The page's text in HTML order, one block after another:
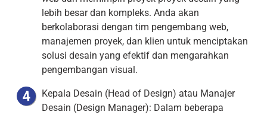
lebih besar dan kompleks. Anda akan
berkolaborasi dengan tim pengembang web,
manajemen proyek, dan klien untuk menciptakan
solusi desain yang efektif dan mengarahkan
pengembangan visual.
Kepala Desain (Head of Design) atau Manajer
Desain (Design Manager): Dalam beberapa